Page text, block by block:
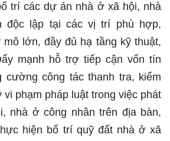
trí các dự án nhà ở xã hội, nhà
độc lập tại các vị trí phù hợp,
mô lớn, đầy đủ hạ tầng kỹ thuật,
mạnh hỗ trợ tiếp cận vốn tín
cường công tác thanh tra, kiểm
phạm pháp luật trong việc phát
nhà ở công nhân trên địa bàn,
hiện bố trí quỹ đất nhà ở xã